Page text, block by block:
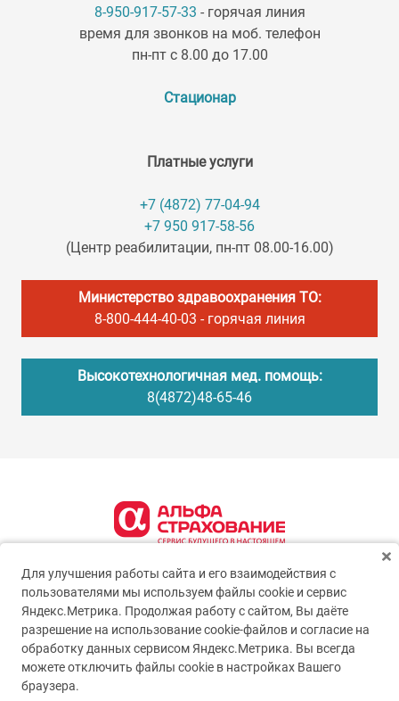
8-950-917-57-33 - горячая линия
время для звонков на моб. телефон
пн-пт с 8.00 до 17.00
Стационар
Платные услуги
+7 (4872) 77-04-94
+7 950 917-58-56
(Центр реабилитации, пн-пт 08.00-16.00)
Министерство здравоохранения ТО:
8-800-444-40-03 - горячая линия
Высокотехнологичная мед. помощь:
8(4872)48-65-46
Для улучшения работы сайта и его взаимодействия с
пользователями мы используем файлы cookie и сервис
Яндекс.Метрика. Продолжая работу с сайтом, Вы даёте
разрешение на использование cookie-файлов и согласие на
обработку данных сервисом Яндекс.Метрика. Вы всегда
можете отключить файлы cookie в настройках Вашего
браузера.